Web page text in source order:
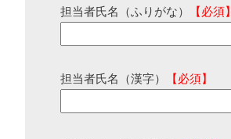
担当者氏名（ふりがな） 【必須】
担当者氏名（漢字） 【必須】